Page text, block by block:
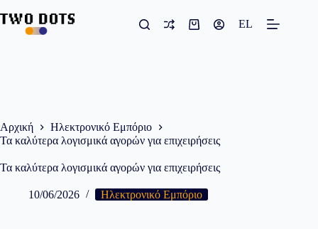
στο
περιεχόμενο
Καλάθι
EL
Αρχική
Ηλεκτρονικό Εμπόριο
Τα καλύτερα λογισμικά αγορών για επιχειρήσεις
Τα καλύτερα λογισμικά αγορών για επιχειρήσεις
10/06/2026 Ηλεκτρονικό Εμπόριο